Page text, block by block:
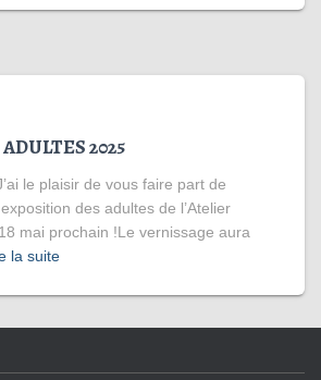
2025
le plaisir de vous faire part de
des adultes de l’Atelier
mai prochain !Le vernissage aura
la suite